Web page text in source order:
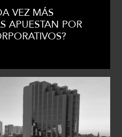
VEZ MÁS
APUESTAN POR